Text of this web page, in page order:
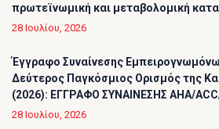
πρωτεϊνωμική και μεταβολομική
28 Ιουλίου, 2026
Έγγραφο Συναίνεσης
Δεύτερος Παγκόσμιος Ορισμός της
(2026): ΕΓΓΡΑΦΟ ΣΥΝΑΙΝΕΣΗΣ AHA/
28 Ιουλίου, 2026